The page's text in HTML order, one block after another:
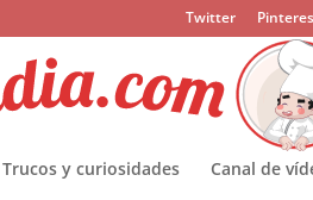
Twitter
Trucos y curiosidades Canal de